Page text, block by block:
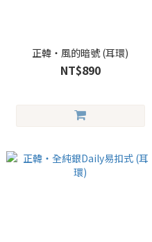
正韓・風的暗號 (耳環)
NT$890